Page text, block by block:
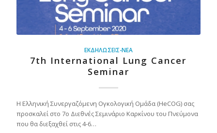
ΕΚΔΗΛΏΣΕΙΣ-ΝΈΑ
7th International Lung Cancer
Seminar
Η Ελληνική Συνεργαζόμενη Ογκολογική Ομάδα (HeCOG) σας
προσκαλεί στο 7ο Διεθνές Σεμινάριο Καρκίνου του Πνεύμονα
που θα διεξαχθεί στις 4-6…